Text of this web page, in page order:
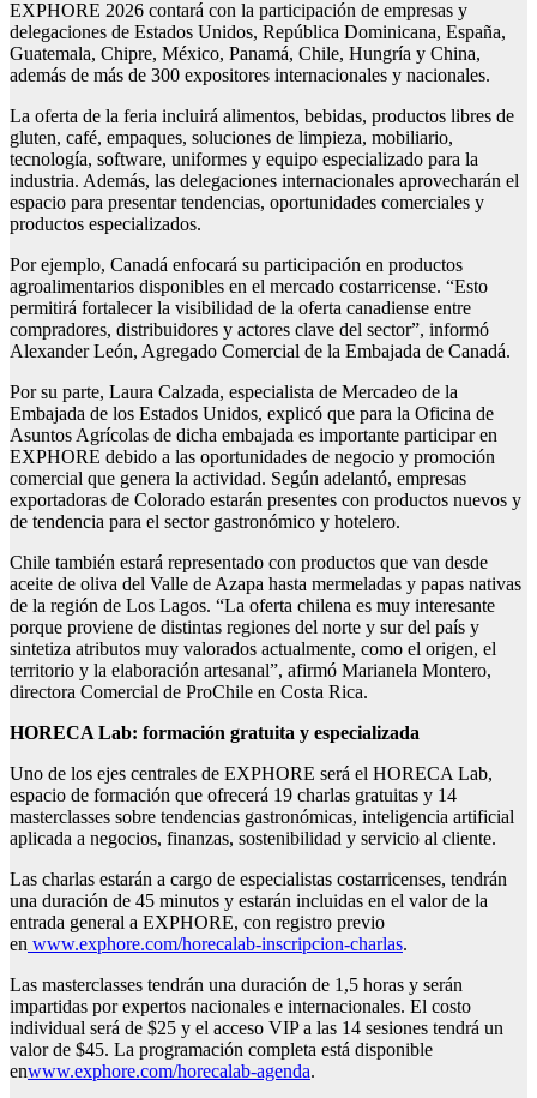
EXPHORE 2026 contará con la participación de empresas y
delegaciones de Estados Unidos, República Dominicana, España,
Guatemala, Chipre, México, Panamá, Chile, Hungría y China,
además de más de 300 expositores internacionales y nacionales.
La oferta de la feria incluirá alimentos, bebidas, productos libres de
gluten, café, empaques, soluciones de limpieza, mobiliario,
tecnología, software, uniformes y equipo especializado para la
industria. Además, las delegaciones internacionales aprovecharán el
espacio para presentar tendencias, oportunidades comerciales y
productos especializados.
Por ejemplo, Canadá enfocará su participación en productos
agroalimentarios disponibles en el mercado costarricense. “Esto
permitirá fortalecer la visibilidad de la oferta canadiense entre
compradores, distribuidores y actores clave del sector”, informó
Alexander León, Agregado Comercial de la Embajada de Canadá.
Por su parte, Laura Calzada, especialista de Mercadeo de la
Embajada de los Estados Unidos, explicó que para la Oficina de
Asuntos Agrícolas de dicha embajada es importante participar en
EXPHORE debido a las oportunidades de negocio y promoción
comercial que genera la actividad. Según adelantó, empresas
exportadoras de Colorado estarán presentes con productos nuevos y
de tendencia para el sector gastronómico y hotelero.
Chile también estará representado con productos que van desde
aceite de oliva del Valle de Azapa hasta mermeladas y papas nativas
de la región de Los Lagos. “La oferta chilena es muy interesante
porque proviene de distintas regiones del norte y sur del país y
sintetiza atributos muy valorados actualmente, como el origen, el
territorio y la elaboración artesanal”, afirmó Marianela Montero,
directora Comercial de ProChile en Costa Rica.
HORECA Lab: formación gratuita y especializada
Uno de los ejes centrales de EXPHORE será el HORECA Lab,
espacio de formación que ofrecerá 19 charlas gratuitas y 14
masterclasses sobre tendencias gastronómicas, inteligencia artificial
aplicada a negocios, finanzas, sostenibilidad y servicio al cliente.
Las charlas estarán a cargo de especialistas costarricenses, tendrán
una duración de 45 minutos y estarán incluidas en el valor de la
entrada general a EXPHORE, con registro previo
en www.exphore.com/horecalab-inscripcion-charlas.
Las masterclasses tendrán una duración de 1,5 horas y serán
impartidas por expertos nacionales e internacionales. El costo
individual será de $25 y el acceso VIP a las 14 sesiones tendrá un
valor de $45. La programación completa está disponible
enwww.exphore.com/horecalab-agenda.